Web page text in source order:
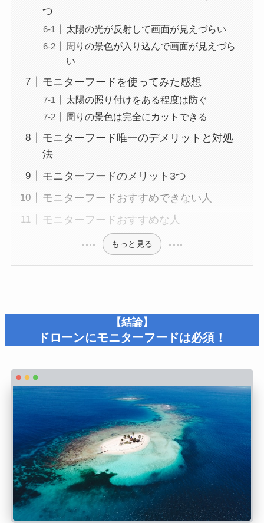
つ
太陽の光が反射して画面が見えづらい
周りの景色が入り込んで画面が見えづら
い
モニターフードを使ってみた感想
太陽の照り付けをある程度は防ぐ
周りの景色は完全にカットできる
モニターフード唯一のデメリットと対処
法
モニターフードのメリット3つ
モニターフードおすすめできない人
モニターフードおすすめな人
もっと見る
【結論】
ドローンにモニターフードは必須！